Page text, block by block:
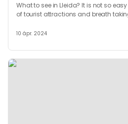
What to see in Lleida? It is not so
of tourist attractions and breath
10 ápr. 2024